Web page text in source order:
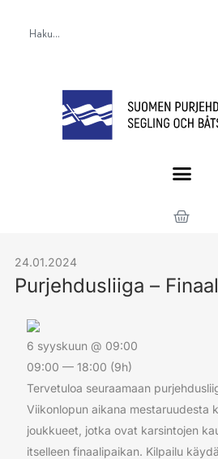
24.01.2024
Purjehdusliiga –
Tervetuloa seuraamaan
Viikonlopun aikana mestaruudesta
joukkueet, jotka ovat karsintojen
itselleen finaalipaikan. Kilpailu
6 syyskuun @ 09:00
09:00 — 18:00 (9h)